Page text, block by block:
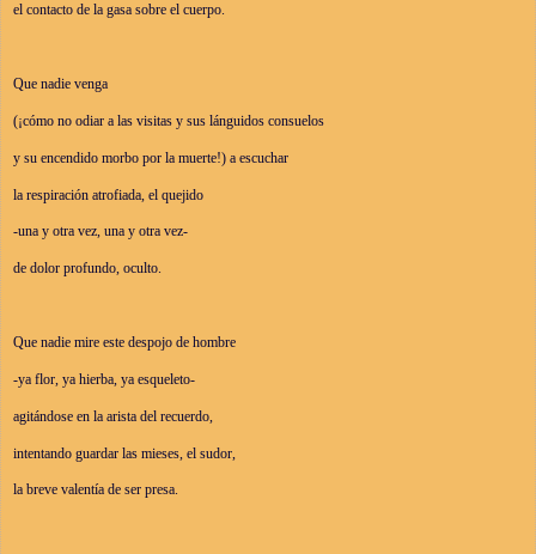
el contacto de la gasa sobre el cuerpo.
Que nadie venga
(¡cómo no odiar a las visitas y sus lánguidos consuelos
y su encendido morbo por la muerte!) a escuchar
la respiración atrofiada, el quejido
-una y otra vez, una y otra vez-
de dolor profundo, oculto.
Que nadie mire este despojo de hombre
-ya flor, ya hierba, ya esqueleto-
agitándose en la arista del recuerdo,
intentando guardar las mieses, el sudor,
la breve valentía de ser presa.